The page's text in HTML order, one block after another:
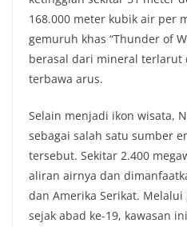
168.000 meter kubik air per
gemuruh khas “Thunder of
berasal dari mineral terlarut
terbawa arus.
Selain menjadi ikon wisata,
sebagai salah satu sumber
tersebut. Sekitar 2.400
aliran airnya dan
dan Amerika Serikat.
sejak abad ke-19, kawasan